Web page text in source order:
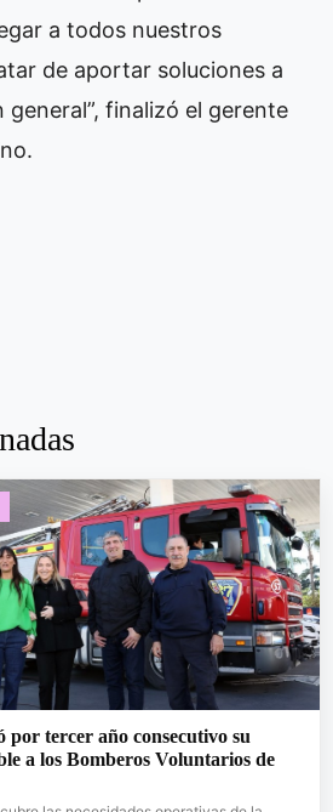
a todos nuestros
de aportar soluciones a
general”, finalizó el gerente
tercer año consecutivo su
a los Bomberos Voluntarios de